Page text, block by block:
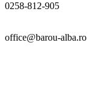
0258-812-905
office@barou-alba.ro